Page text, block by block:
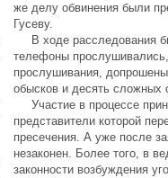
же делу обвинения были
Гусеву.
В ходе расследования
телефоны
прослушивания,
обысков и десять сложных
Участие в процессе
представители которой
пресечения. А уже после
незаконен. Более того, в
законности возбуждения